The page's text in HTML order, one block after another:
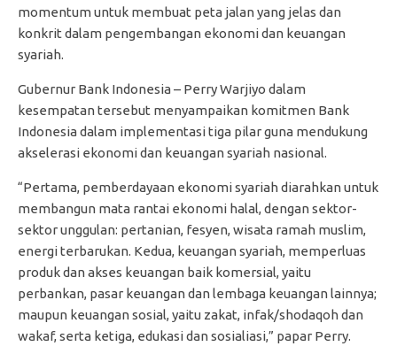
momentum untuk membuat peta jalan yang jelas dan
konkrit dalam pengembangan ekonomi dan keuangan
syariah.
Gubernur Bank Indonesia – Perry Warjiyo dalam
kesempatan tersebut menyampaikan komitmen Bank
Indonesia dalam implementasi tiga pilar guna mendukung
akselerasi ekonomi dan keuangan syariah nasional.
“Pertama, pemberdayaan ekonomi syariah diarahkan untuk
membangun mata rantai ekonomi halal, dengan sektor-
sektor unggulan: pertanian, fesyen, wisata ramah muslim,
energi terbarukan. Kedua, keuangan syariah, memperluas
produk dan akses keuangan baik komersial, yaitu
perbankan, pasar keuangan dan lembaga keuangan lainnya;
maupun keuangan sosial, yaitu zakat, infak/shodaqoh dan
wakaf, serta ketiga, edukasi dan sosialiasi,” papar Perry.